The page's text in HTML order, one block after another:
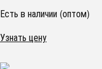
Есть в наличии (оптом)
Узнать цену